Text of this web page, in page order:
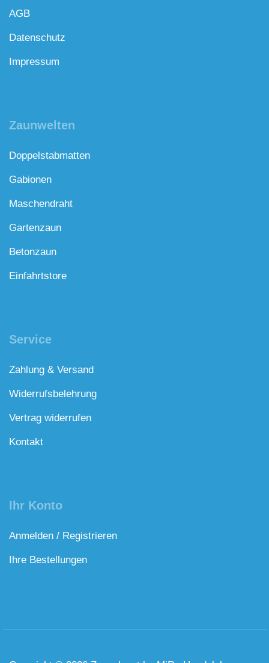
AGB
Datenschutz
Impressum
Zaunwelten
Doppelstabmatten
Gabionen
Maschendraht
Gartenzaun
Betonzaun
Einfahrtstore
Service
Zahlung & Versand
Widerrufsbelehrung
Vertrag widerrufen
Kontakt
Ihr Konto
Anmelden / Registrieren
Ihre Bestellungen